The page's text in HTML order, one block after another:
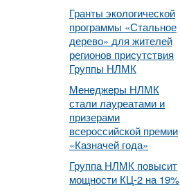
Гранты экологической
программы «Стальное
дерево» для жителей
регионов присутствия
Группы НЛМК
Менеджеры НЛМК
стали лауреатами и
призерами
всероссийской премии
«Казначей года»
Группа НЛМК повысит
мощности КЦ-2 на 19%